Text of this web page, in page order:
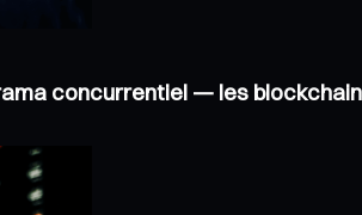
concurrentiel — les